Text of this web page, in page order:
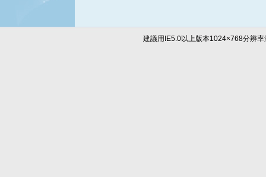
建議用IE5.0以上版本1024×768分辨